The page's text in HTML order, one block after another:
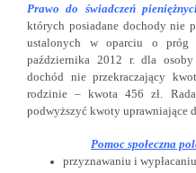
Prawo do świadczeń
których posiadane dochody nie
ustalonych w oparciu o
października 2012 r. dla
dochód nie przekraczający
rodzinie – kwota 456 zł.
podwyższyć kwoty uprawniające
Pomoc społeczna
przyznawaniu i